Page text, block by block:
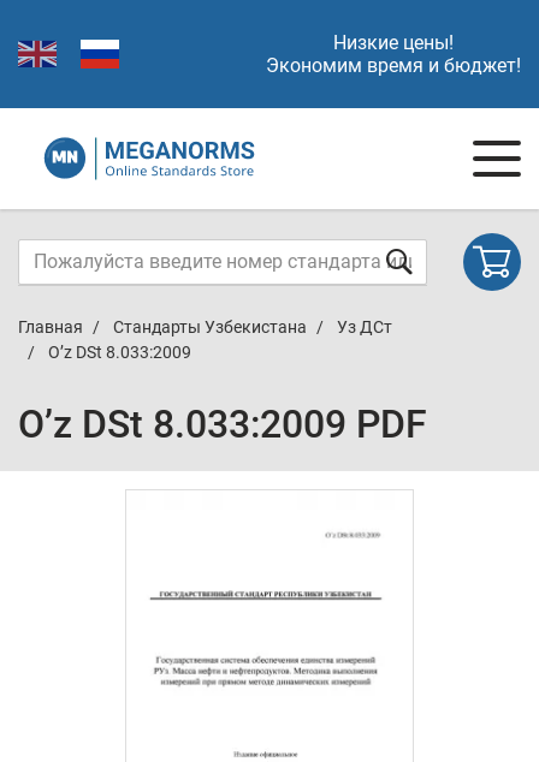
Низкие цены!
Экономим время и бюджет!
Главная Стандарты Узбекистана
Уз ДСт
O’z DSt 8.033:2009
O’z DSt 8.033:2009 PDF